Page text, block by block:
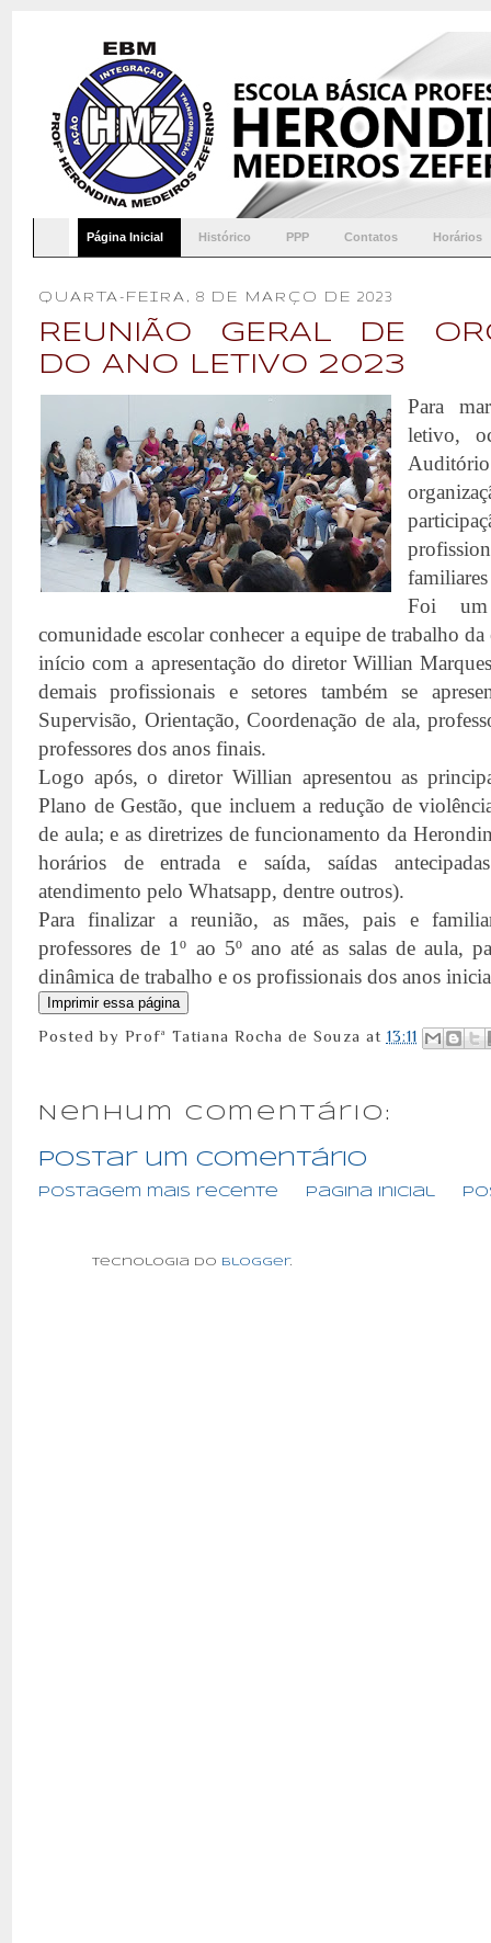
Página Inicial Histórico PPP Contatos Horários
QUARTA-FEIRA, 8 DE MARÇO DE 2023
REUNIÃO GERAL DE
DO ANO LETIVO 2023
Para
letivo,
Auditório
Foi
comunidade escolar conhecer a equipe de trabalho da
início com a apresentação do diretor Willian
demais profissionais e setores também se
Supervisão, Orientação, Coordenação de ala,
professores dos anos finais.
Logo após, o diretor Willian apresentou as
Plano de Gestão, que incluem a redução de
de aula; e as diretrizes de funcionamento da
horários de entrada e saída, saídas
atendimento pelo Whatsapp, dentre outros).
Para finalizar a reunião, as mães, pais e
professores de 1º ao 5º ano até as salas de aula,
dinâmica de trabalho e os profissionais dos anos
Posted byProfª Tatiana Rocha de Souza at 13:11
Nenhum comentário:
Postar um comentário
Postagem mais recente Página inicial
Tecnologia do Blogger.